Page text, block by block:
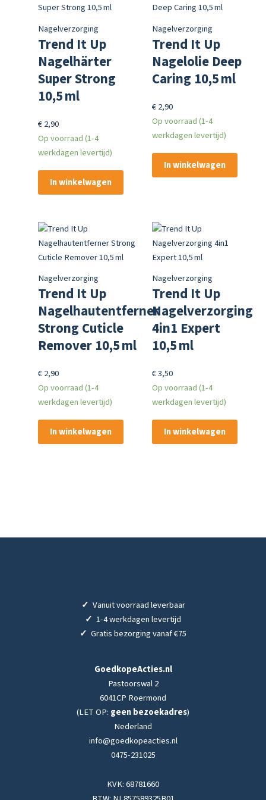
Nagelverzorging
Trend It Up
Nagelhärter
Super Strong
10,5 ml
€2,90
Op voorraad (1-4
werkdagen levertijd)
In winkelwagen
Nagelverzorging
Trend It Up
Nagelolie Deep
Caring 10,5 ml
€2,90
Op voorraad (1-4
werkdagen levertijd)
In winkelwagen
Nagelverzorging
Trend It Up
Nagelhautentferner
Strong Cuticle
Remover 10,5 ml
€2,90
Op voorraad (1-4
werkdagen levertijd)
In winkelwagen
Nagelverzorging
Trend It Up
Nagelverzorging
4in1 Expert
10,5 ml
€3,50
Op voorraad (1-4
werkdagen levertijd)
In winkelwagen
✓ Vanuit voorraad leverbaar
✓ 1-4 werkdagen levertijd
✓ Gratis bezorging vanaf €75
GoedkopeActies.nl
Pastoorswal 2
6041CP Roermond
(LET OP: geen bezoekadres)
Nederland
info@goedkopeacties.nl
0475-231025
KVK: 68781660